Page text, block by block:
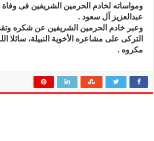
ومواساته لخادم الحرمين الشريفين فى وفاة
عبدالعزيز آل سعود .
وعبر خادم الحرمين الشريفين عن شكره
التركى على مشاعره الأخوية النبيلة، سائلا
مكروه .